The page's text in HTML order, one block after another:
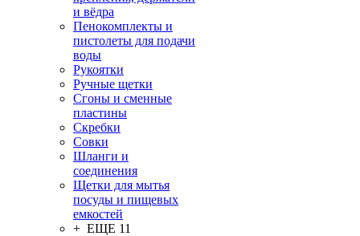
и вёдра
Пенокомплекты и
пистолеты для подачи
воды
Рукоятки
Ручные щетки
Сгоны и сменные
пластины
Скребки
Совки
Шланги и
соединения
Щетки для мытья
посуды и пищевых
емкостей
+ ЕЩЕ 11